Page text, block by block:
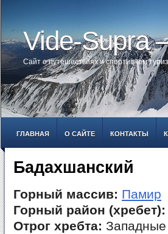
Vide-
Сайт о путешествиях и спортивном
ГЛАВНАЯ О САЙТЕ КОНТАКТЫ
Бадахшанский
Горный массив: Памир
Горный район (хребет):
Отрог хребта: Западные